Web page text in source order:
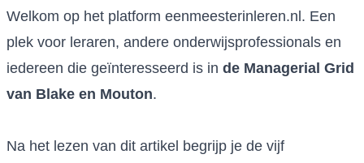
Welkom op het platform eenmeesterinleren.nl. Een
plek voor leraren, andere onderwijsprofessionals en
iedereen die geïnteresseerd is in de Managerial Grid
van Blake en Mouton.
Na het lezen van dit artikel begrijp je de vijf